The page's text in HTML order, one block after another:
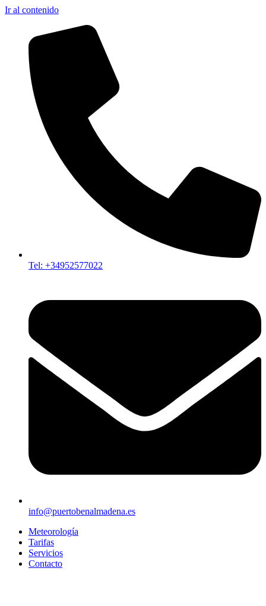
Ir al contenido
Tel: +34952577022
info@puertobenalmadena.es
Meteorología
Tarifas
Servicios
Contacto